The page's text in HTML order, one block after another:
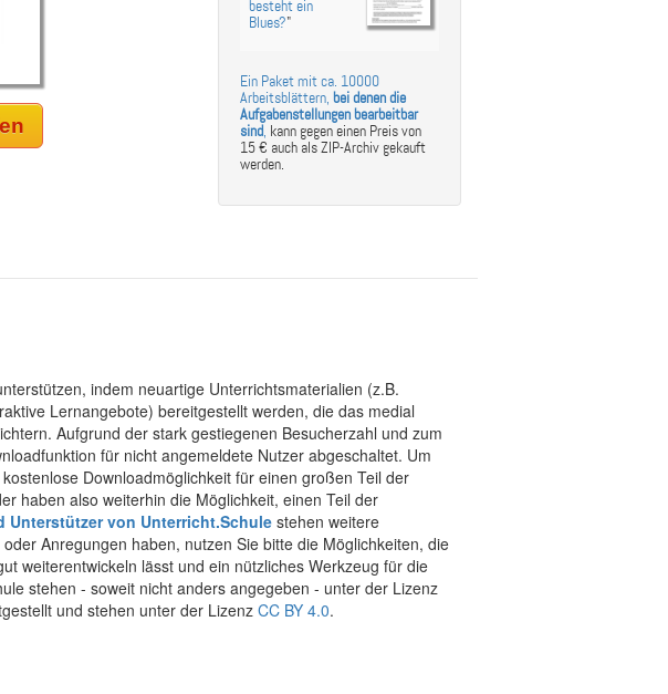
besteht ein
Blues?"
Ein Paket mit ca. 10000
Arbeitsblättern, bei denen die
Aufgabenstellungen bearbeitbar
sind, kann gegen einen Preis von
15 € auch als ZIP-Archiv gekauft
werden.
indem neuartige Unterrichtsmaterialien (z.B.
Lernangebote) bereitgestellt werden, die das medial
Aufgrund der stark gestiegenen Besucherzahl und zum
für nicht angemeldete Nutzer abgeschaltet. Um
Downloadmöglichkeit für einen großen Teil der
haben also weiterhin die Möglichkeit, einen Teil der
Unterstützer von Unterricht.Schule stehen weitere
Anregungen haben, nutzen Sie bitte die Möglichkeiten, die
weiterentwickeln lässt und ein nützliches Werkzeug für die
stehen - soweit nicht anders angegeben - unter der Lizenz
und stehen unter der Lizenz CC BY 4.0.